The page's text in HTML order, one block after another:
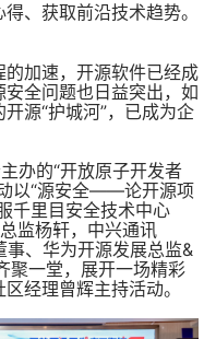
、获取前沿技术趋势。
加速，开源软件已经成
全问题也日益突出，如
源“护城河”，已成为企
办的“开放原子开发者
以“源安全——论开源项
千里目安全技术中心
监杨轩，中兴通讯
事、华为开源发展总监&
聚一堂，展开一场精彩
经理曾辉主持活动。